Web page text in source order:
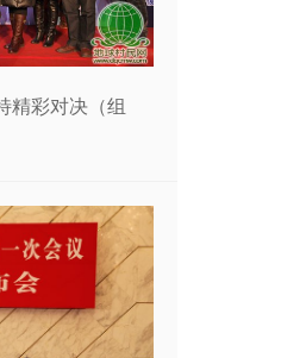
精彩对决（组